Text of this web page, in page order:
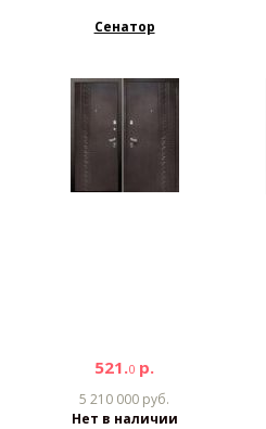
Сенатор
521.0 р.
5 210 000 руб.
Нет в наличии